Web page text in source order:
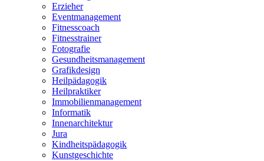
Erzieher
Eventmanagement
Fitnesscoach
Fitnesstrainer
Fotografie
Gesundheitsmanagement
Grafikdesign
Heilpädagogik
Heilpraktiker
Immobilienmanagement
Informatik
Innenarchitektur
Jura
Kindheitspädagogik
Kunstgeschichte